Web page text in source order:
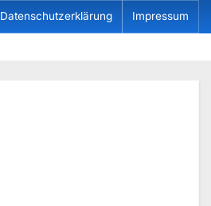
Datenschutzerklärung Impressum